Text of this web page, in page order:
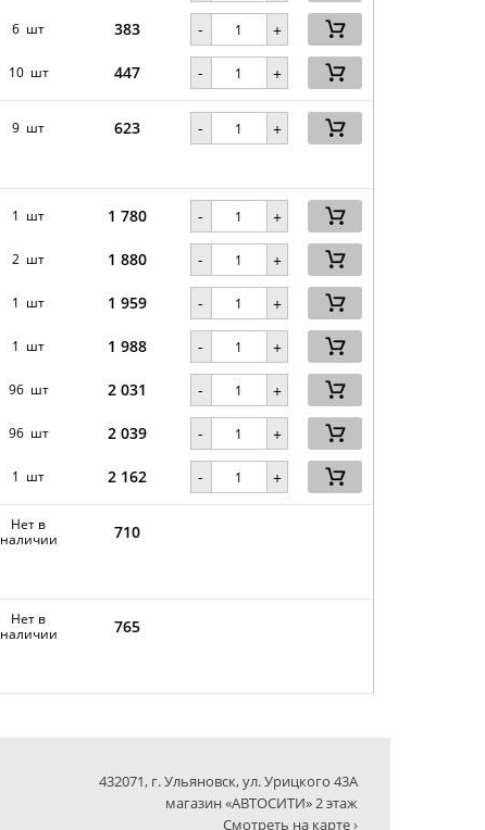
6 шт 383 - +
10 шт 447 - +
9 шт 623 - +
1 шт 1 780 - +
2 шт 1 880 - +
1 шт 1 959 - +
1 шт 1 988 - +
96 шт 2 031 - +
96 шт 2 039 - +
1 шт 2 162 - +
Нет в
наличии
710
Нет в
наличии
765
432071, г. Ульяновск, ул. Урицкого 43А
магазин «АВТОСИТИ» 2 этаж
Смотреть на карте ›